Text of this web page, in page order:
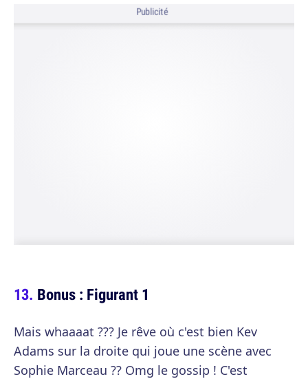
Publicité
Bonus : Figurant 1
Mais whaaaat ??? Je rêve où c'est bien Kev
Adams sur la droite qui joue une scène avec
Sophie Marceau ?? Omg le gossip ! C'est